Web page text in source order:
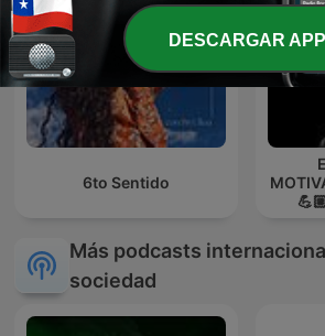
6to Sentido
Más podcasts
sociedad
DESCARGAR APP